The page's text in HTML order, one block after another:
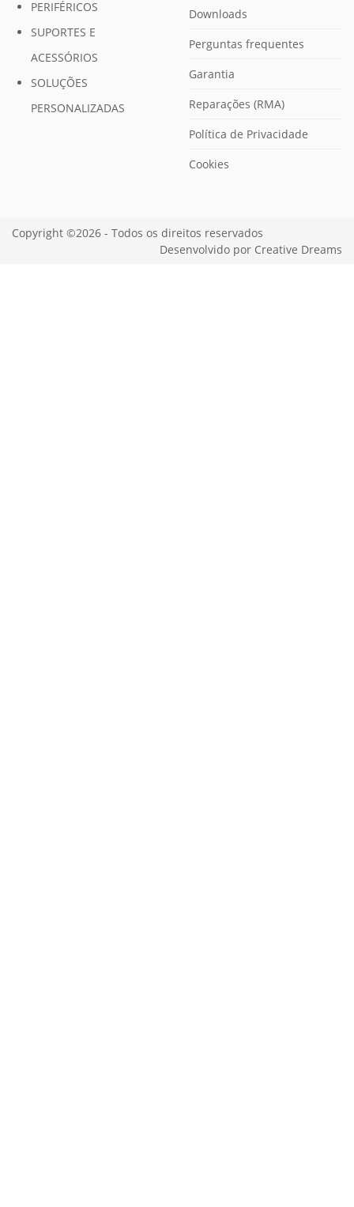
PERIFÉRICOS
SUPORTES E
ACESSÓRIOS
SOLUÇÕES
PERSONALIZADAS
Downloads
Perguntas frequentes
Garantia
Reparações (RMA)
Política de Privacidade
Cookies
Copyright ©2026 - Todos os direitos reservados
Desenvolvido por Creative Dreams